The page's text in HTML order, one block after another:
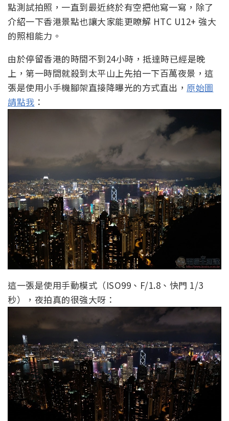
點測試拍照，一直到最近終於有空把他寫一寫，除了
介紹一下香港景點也讓大家能更瞭解 HTC U12+ 強大
的照相能力。
由於停留香港的時間不到24小時，抵達時已經是晚
上，第一時間就殺到太平山上先拍一下百萬夜景，這
張是使用小手機腳架直接降曝光的方式直出， 原始圖
請點我 ：
這一張是使用手動模式（ISO99、F/1.8、快門 1/3
秒），夜拍真的很強大呀：